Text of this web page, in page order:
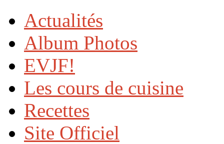
Actualités
Album Photos
EVJF!
Les cours de cuisine
Recettes
Site Officiel